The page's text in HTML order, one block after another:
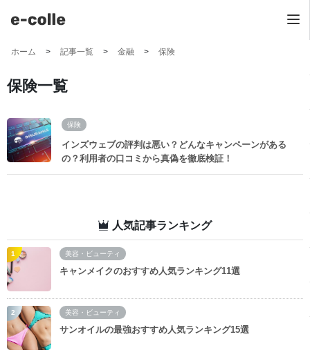
ホーム 記事一覧 金融 保険
保険一覧
保険
インズウェブの評判は悪い？どんなキャンペーンがある
の？利用者の口コミから真偽を徹底検証！
人気記事ランキング
美容・ビューティ
キャンメイクのおすすめ人気ランキング11選
美容・ビューティ
サンオイルの最強おすすめ人気ランキング15選